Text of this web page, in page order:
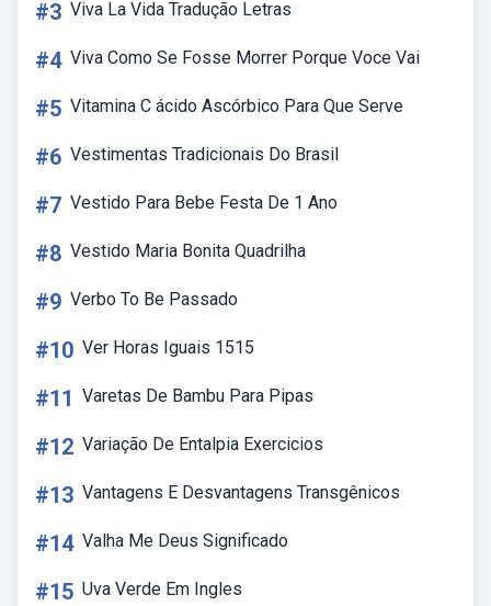
#3 Viva La Vida Tradução Letras
#4 Viva Como Se Fosse Morrer Porque Voce Vai
#5 Vitamina C ácido Ascórbico Para Que Serve
#6 Vestimentas Tradicionais Do Brasil
#7 Vestido Para Bebe Festa De 1 Ano
#8 Vestido Maria Bonita Quadrilha
#9 Verbo To Be Passado
#10 Ver Horas Iguais 1515
#11 Varetas De Bambu Para Pipas
#12 Variação De Entalpia Exercicios
#13 Vantagens E Desvantagens Transgênicos
#14 Valha Me Deus Significado
#15 Uva Verde Em Ingles